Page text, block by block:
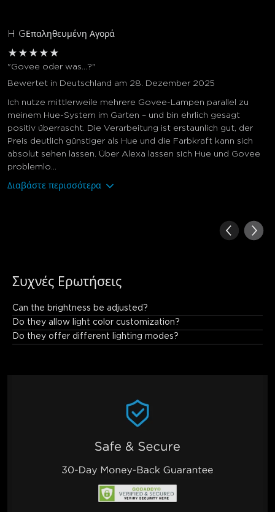
H G Επαληθευμένη Αγορά
★ ★ ★ ★ ★
"Govee oder was...?"
Bewertet in Deutschland am 28. Dezember 2025
Ich nutze mittlerweile mehrere Govee-Lampen parallel zu
meinem Hue-System im Garten – und bin ehrlich gesagt
positiv überrascht. Die Verarbeitung ist erstaunlich gut, der
Preis deutlich günstiger als Hue und die Farbkraft kann sich
absolut sehen lassen. Über Alexa lassen sich Hue und Govee
problemlo...
Διαβάστε περισσότερα
Συχνές Ερωτήσεις
Can the brightness be adjusted?
Yes.
Do they allow light color customization?
Do they offer different lighting modes?